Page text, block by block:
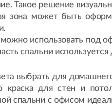
Такое решение
зона может быть
можно использовать под
спальни
выбрать для
для стен и
спальни с офисом